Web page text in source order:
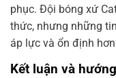
phục. Đội bóng xứ
thức, nhưng những
áp lực và ổn định
Kết luận và